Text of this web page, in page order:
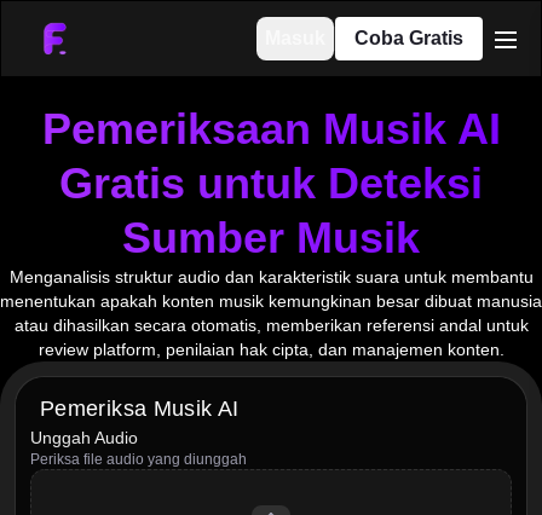
Coba Gratis
Pemeriksaan Musik AI
Gratis untuk Deteksi
Sumber Musik
Menganalisis struktur audio dan karakteristik suara untuk membantu
menentukan apakah konten musik kemungkinan besar dibuat manusia
atau dihasilkan secara otomatis, memberikan referensi andal untuk
review platform, penilaian hak cipta, dan manajemen konten.
Pemeriksa Musik AI
Unggah Audio
Periksa file audio yang diunggah